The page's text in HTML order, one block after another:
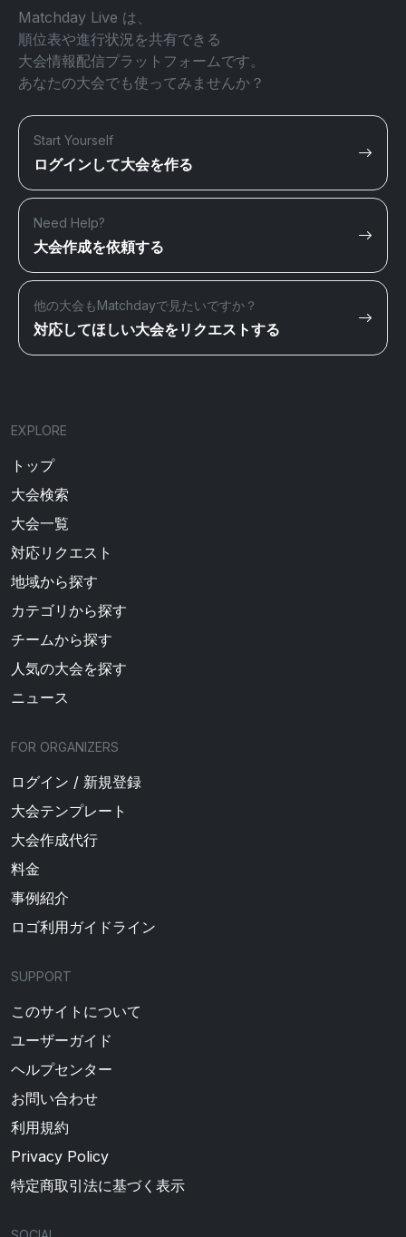
Matchday Live は、
順位表や進行状況を共有できる
大会情報配信プラットフォームです。
あなたの大会でも使ってみませんか？
Start Yourself
ログインして大会を作る
Need Help?
大会作成を依頼する
他の大会もMatchdayで見たいですか？
対応してほしい大会をリクエストする
EXPLORE
トップ
大会検索
大会一覧
対応リクエスト
地域から探す
カテゴリから探す
チームから探す
人気の大会を探す
ニュース
FOR ORGANIZERS
ログイン / 新規登録
大会テンプレート
大会作成代行
料金
事例紹介
ロゴ利用ガイドライン
SUPPORT
このサイトについて
ユーザーガイド
ヘルプセンター
お問い合わせ
利用規約
Privacy Policy
特定商取引法に基づく表示